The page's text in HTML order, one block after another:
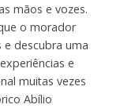
mãos e vozes.
o morador
descubra uma
e
muitas vezes
Abílio